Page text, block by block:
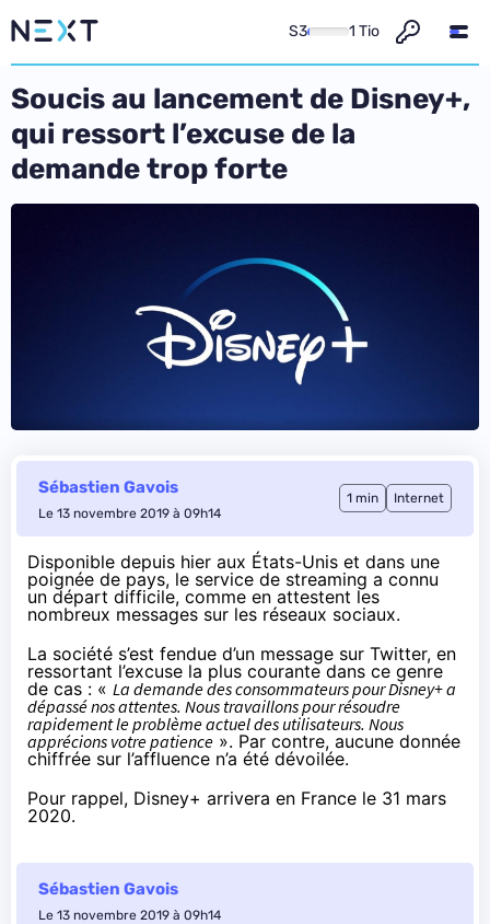
S3 1 Tio
Soucis au lancement de Disney+,
qui ressort l’excuse de la
demande trop forte
Sébastien Gavois
Le 13 novembre 2019 à 09h14
1 min Internet
Disponible depuis hier aux États-Unis et dans une
poignée de pays, le service de streaming a connu
un départ difficile, comme en attestent les
nombreux messages sur les réseaux sociaux.
La société s’est fendue d’un message sur Twitter, en
ressortant l’excuse la plus courante dans ce genre
de cas : « La demande des consommateurs pour Disney+ a
dépassé nos attentes. Nous travaillons pour résoudre
rapidement le problème actuel des utilisateurs. Nous
apprécions votre patience ». Par contre, aucune donnée
chiffrée sur l’affluence n’a été dévoilée.
Pour rappel, Disney+ arrivera en France le 31 mars
2020.
Sébastien Gavois
Le 13 novembre 2019 à 09h14